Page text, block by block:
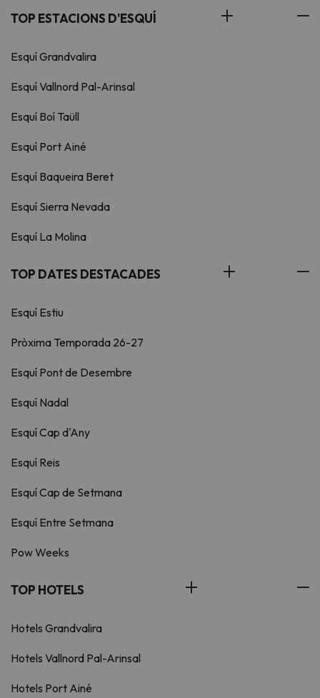
TOP ESTACIONS D'ESQUÍ
Esquí Grandvalira
Esquí Vallnord Pal-Arinsal
Esquí Boí Taüll
Esquí Port Ainé
Esquí Baqueira Beret
Esquí Sierra Nevada
Esquí La Molina
TOP DATES DESTACADES
Esquí Estiu
Pròxima Temporada 26-27
Esquí Pont de Desembre
Esquí Nadal
Esquí Cap d'Any
Esquí Reis
Esquí Cap de Setmana
Esquí Entre Setmana
Pow Weeks
TOP HOTELS
Hotels Grandvalira
Hotels Vallnord Pal-Arinsal
Hotels Port Ainé